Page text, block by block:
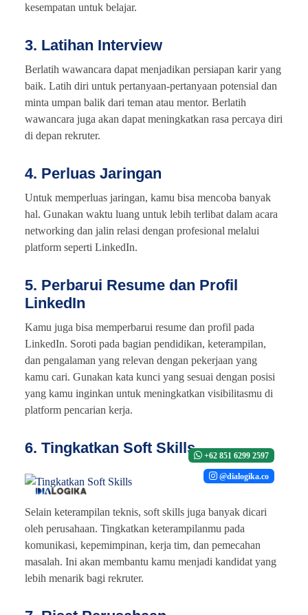
kesempatan untuk belajar.
3. Latihan Interview
Berlatih wawancara dapat menjadikan persiapan karir yang
baik. Latih diri untuk pertanyaan-pertanyaan potensial dan
minta umpan balik dari teman atau mentor. Berlatih
wawancara juga akan dapat meningkatkan rasa percaya diri
di depan rekruter.
4. Perluas Jaringan
Untuk memperluas jaringan, kamu bisa mencoba banyak
hal. Gunakan waktu luang untuk lebih terlibat dalam acara
networking dan jalin relasi dengan profesional melalui
platform seperti LinkedIn.
5. Perbarui Resume dan Profil
LinkedIn
Kamu juga bisa memperbarui resume dan profil pada
LinkedIn. Soroti pada bagian pendidikan, keterampilan,
dan pengalaman yang relevan dengan pekerjaan yang
kamu cari. Gunakan kata kunci yang sesuai dengan posisi
yang kamu inginkan untuk meningkatkan visibilitasmu di
platform pencarian kerja.
6. Tingkatkan Soft Skills +62 851 6299 2597
@dialogika.co
Selain keterampilan teknis, soft skills juga banyak dicari
oleh perusahaan. Tingkatkan keterampilanmu pada
komunikasi, kepemimpinan, kerja tim, dan pemecahan
masalah. Ini akan membantu kamu menjadi kandidat yang
lebih menarik bagi rekruter.